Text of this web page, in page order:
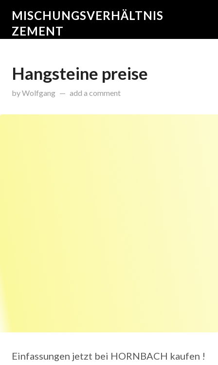
MISCHUNGSVERHÄLTNIS
ZEMENT
Hangsteine preise
byWolfgang onNovember 23, 2015
add a comment
Einfassungen jetzt bei HORNBACH kaufen !